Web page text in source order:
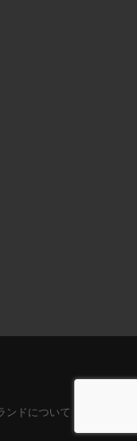
ンドについて